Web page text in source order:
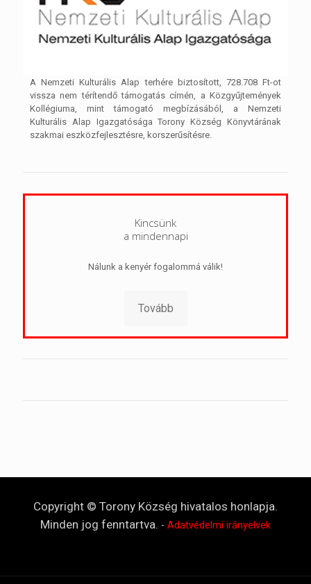
A Nemzeti Kulturális Alap terhére biztosított, 728.708 Ft-ot
vissza nem térítendő támogatás címén, a Közgyűjtemények
Kollégiuma, mint támogató megbízásából, a Nemzeti
Kulturális Alap Igazgatósága Torony Község Könyvtárának
szakmai eszközfejlesztésre, korszerűsítésre.
Kincsünk
a mindennapi
Nálunk a kenyér fogalommá válik!
Tovább
Copyright © Torony Község hivatalos honlapja.
Minden jog fenntartva. - Adatvédelmi irányelvek